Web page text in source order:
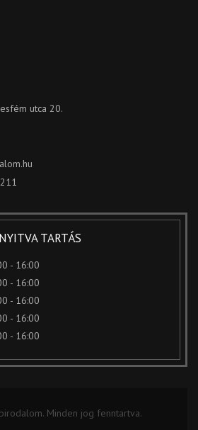
utca 20.
NYITVA TARTÁS
- 16:00
- 16:00
- 16:00
- 16:00
- 16:00
Minden jog fenntartva.